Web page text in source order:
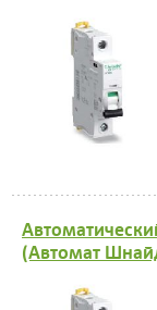
(Автомат